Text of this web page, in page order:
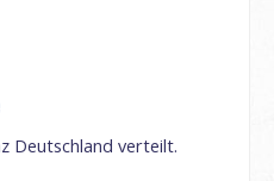
Deutschland verteilt.